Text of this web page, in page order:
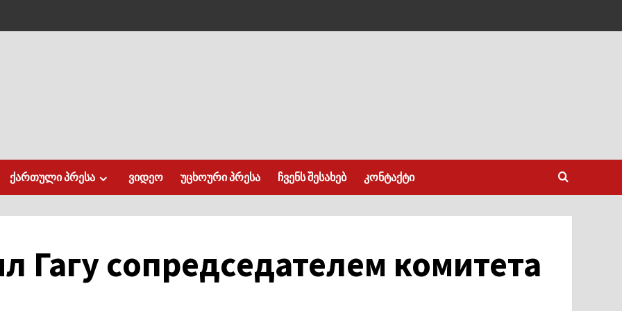
ქართული პრესა ვიდეო უცხოური პრესა ჩვენს შესახებ კონტაქტი
Гагу сопредседателем комитета